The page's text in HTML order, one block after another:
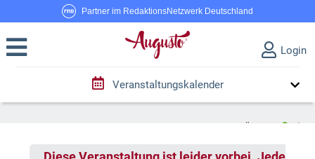
Partner im RedaktionsNetzwerk Deutschland
Login
Veranstaltungskalender